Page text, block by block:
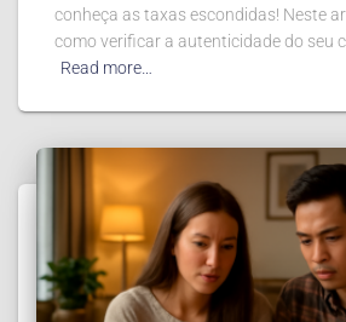
conheça as taxas escondidas! Neste
como verificar a autenticidade do seu
Read more…